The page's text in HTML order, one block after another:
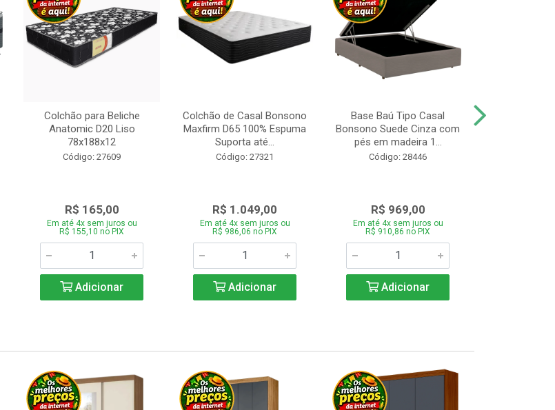
Colchão para Beliche
Anatomic D20 Liso
78x188x12
Código: 27609
R$ 165,00
Em até 4x sem juros ou
R$ 155,10 no PIX
Adicionar
Colchão de Casal Bonsono
Maxfirm D65 100% Espuma
Suporta até...
Código: 27321
R$ 1.049,00
Em até 4x sem juros ou
R$ 986,06 no PIX
Adicionar
Base Baú Tipo Casal
Bonsono Suede Cinza com
pés em madeira 1...
Código: 28446
R$ 969,00
Em até 4x sem juros ou
R$ 910,86 no PIX
Adicionar